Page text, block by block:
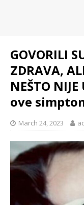
GOVORILI
ZDRAVA,
NEŠTO
ove
March 24, 2023